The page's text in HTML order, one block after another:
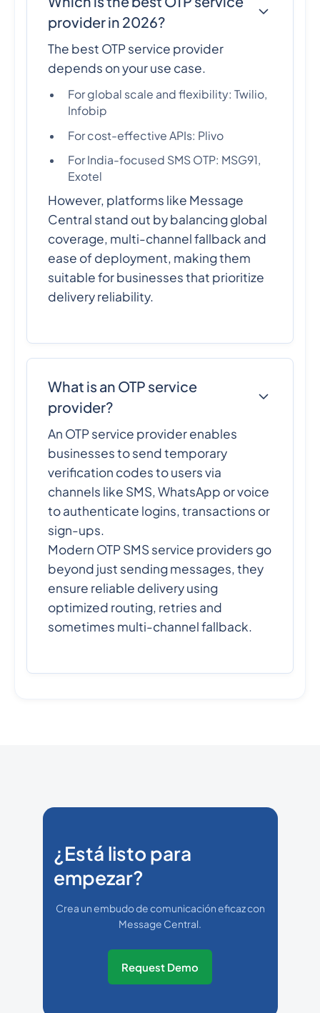
provider in 2026?
The best OTP service provider
depends on your use case.
For global scale and flexibility: Twilio,
Infobip
For cost-effective APIs: Plivo
For India-focused SMS OTP: MSG91,
Exotel
However, platforms like Message
Central stand out by balancing global
coverage, multi-channel fallback and
ease of deployment, making them
suitable for businesses that prioritize
delivery reliability.
What is an OTP service
provider?
An OTP service provider enables
businesses to send temporary
verification codes to users via
channels like SMS, WhatsApp or voice
to authenticate logins, transactions or
sign-ups.
Modern OTP SMS service providers go
beyond just sending messages, they
ensure reliable delivery using
optimized routing, retries and
sometimes multi-channel fallback.
¿Está listo para
empezar?
Crea un embudo de comunicación eficaz con
Message Central.
Request Demo